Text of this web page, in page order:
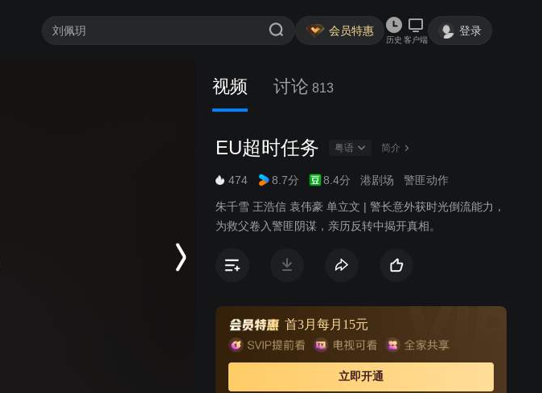
会员特惠
历史 客户端
登录
视频 讨论 813
EU超时任务 粤语 简介
474 8.7分 8.4分 港剧场 警匪动作
朱千雪 王浩信 袁伟豪 单立文 | 警长意外获时光倒流能力，
为救父卷入警匪阴谋，亲历反转中揭开真相。
首3月每月15元
立即开通